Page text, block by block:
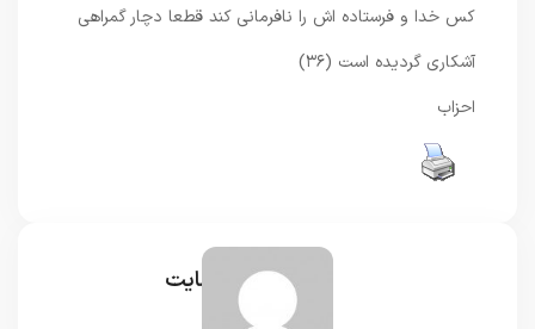
كس خدا و فرستاده‏ اش را نافرمانى كند قطعا دچار گمراهى
آشكارى گرديده است (۳۶)
احزاب
مدیر سایت